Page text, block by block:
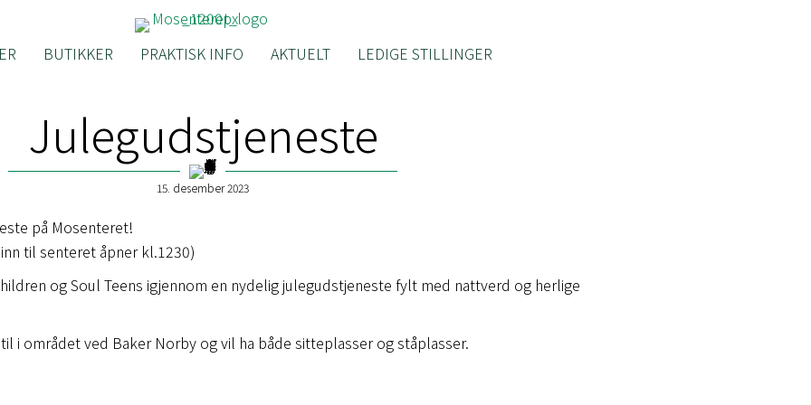
BUTIKKER PRAKTISK INFO AKTUELT LEDIGE STILLINGER
Julegudstjeneste
15. desember 2023
på Mosenteret!
til senteret åpner kl.1230)
og Soul Teens igjennom en nydelig julegudstjeneste fylt med nattverd og herlige
i området ved Baker Norby og vil ha både sitteplasser og ståplasser.